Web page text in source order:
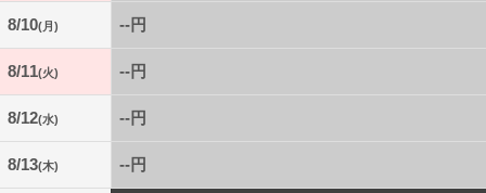
8/10(月) --円
8/11(火) --円
8/12(水) --円
8/13(木) --円